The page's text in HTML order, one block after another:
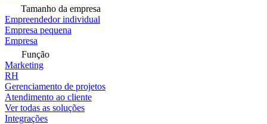
Tamanho da empresa
Empreendedor individual
Empresa pequena
Empresa
Função
Marketing
RH
Gerenciamento de projetos
Atendimento ao cliente
Ver todas as soluções
Integrações